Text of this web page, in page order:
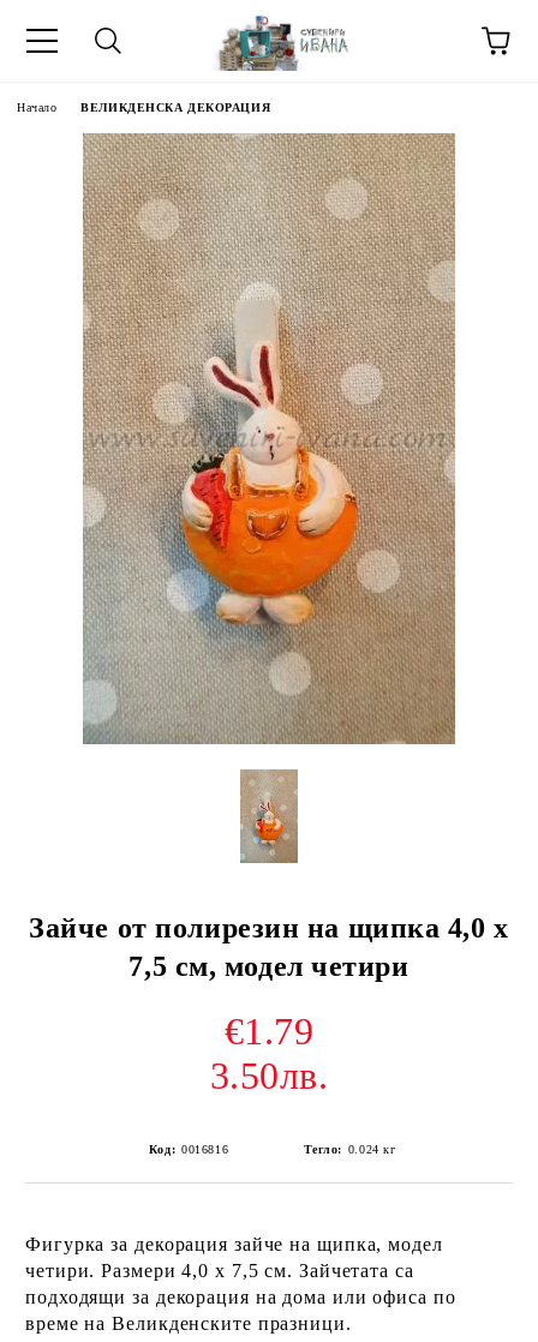
Начало ВЕЛИКДЕНСКА ДЕКОРАЦИЯ
Зайче от полирезин на щипка 4,0 х
7,5 см, модел четири
€1.79
3.50лв.
Код: 0016816 Тегло: 0.024 кг
Фигурка за декорация зайче на щипка, модел
четири. Размери 4,0 х 7,5 см. Зайчетата са
подходящи за декорация на дома или офиса по
време на Великденските празници.